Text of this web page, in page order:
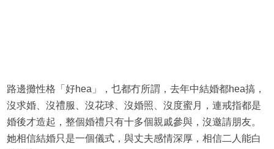
路邊攤性格「好hea」，乜都冇所謂，去年中結婚都hea搞，
沒求婚、沒禮服、沒花球、沒婚照、沒度蜜月，連戒指都是
婚後才造起，整個婚禮只有十多個親戚參與，沒邀請朋友。
她相信結婚只是一個儀式，與丈夫感情深厚，相信二人能白